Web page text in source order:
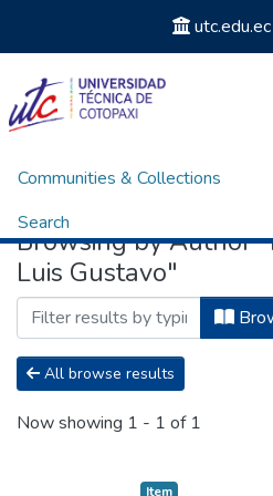
utc.edu.ec
Communities & Collections
Search
Home Browse by Author
Browsing by Author
Luis Gustavo"
All browse results
Now showing 1 - 1 of 1
Item